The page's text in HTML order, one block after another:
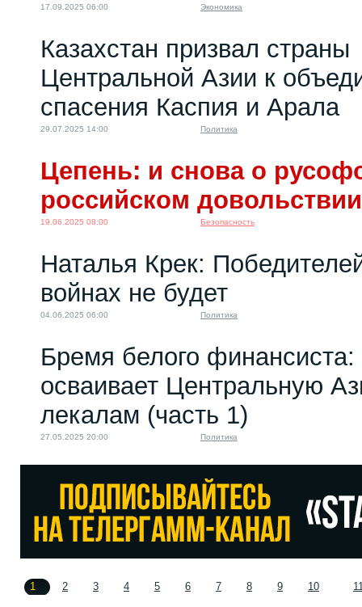
17.09.2025 06:00 Экономика
Казахстан призвал страны
Центральной Азии к
спасения Каспия и Арала
29.07.2025 14:00 Политика
Цепень: и снова о
российском довольствии
19.06.2025 08:00 Безопасность
Наталья Крек:
войнах не будет
04.06.2025 06:00 Политика
Бремя белого
осваивает Центральную
лекалам (часть 1)
27.05.2025 20:00 Политика
1 2 3 4 5 6 7 8 9 10